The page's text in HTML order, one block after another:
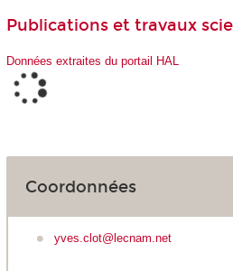
Publications et travaux
Données extraites du portail HAL
Coordonnées
yves.clot@lecnam.net